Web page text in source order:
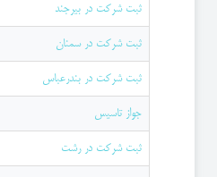
ثبت شرکت در بیرجند
ثبت شرکت در سمنان
ثبت شرکت در بندرعباس
جواز تاسیس
ثبت شرکت در رشت